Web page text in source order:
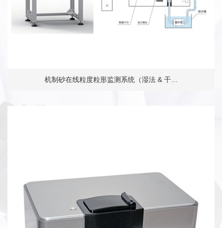
机制砂在线粒度粒形监测系统（湿法 & 干…